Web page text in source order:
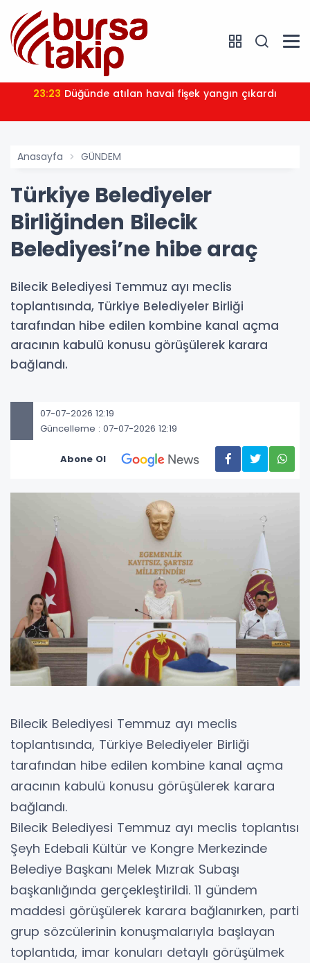
23:23 Düğünde atılan havai fişek yangın çıkardı
Anasayfa GÜNDEM
Türkiye Belediyeler
Birliğinden Bilecik
Belediyesi’ne hibe araç
Bilecik Belediyesi Temmuz ayı meclis
toplantısında, Türkiye Belediyeler Birliği
tarafından hibe edilen kombine kanal açma
aracının kabulü konusu görüşülerek karara
bağlandı.
07-07-2026 12:19
Güncelleme : 07-07-2026 12:19
Abone Ol
Bilecik Belediyesi Temmuz ayı meclis
toplantısında, Türkiye Belediyeler Birliği
tarafından hibe edilen kombine kanal açma
aracının kabulü konusu görüşülerek karara
bağlandı.
Bilecik Belediyesi Temmuz ayı meclis toplantısı
Şeyh Edebali Kültür ve Kongre Merkezinde
Belediye Başkanı Melek Mızrak Subaşı
başkanlığında gerçekleştirildi. 11 gündem
maddesi görüşülerek karara bağlanırken, parti
grup sözcülerinin konuşmalarıyla başlayan
toplantıda, imar konuları detaylı görüşülmek